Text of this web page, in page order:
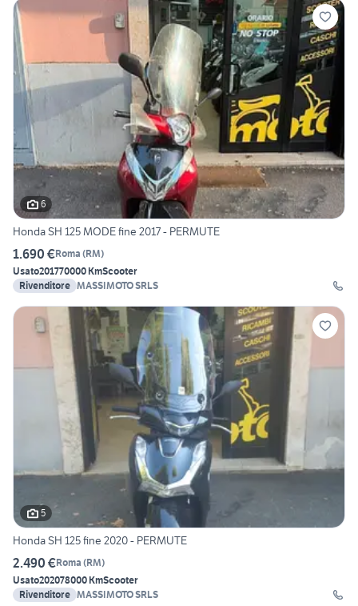
6
Honda SH 125 MODE fine 2017 - PERMUTE
1.690 €Roma (RM)
Usato201770000 KmScooter
Rivenditore MASSIMOTO SRLS
5
Honda SH 125 fine 2020 - PERMUTE
2.490 €Roma (RM)
Usato202078000 KmScooter
Rivenditore MASSIMOTO SRLS